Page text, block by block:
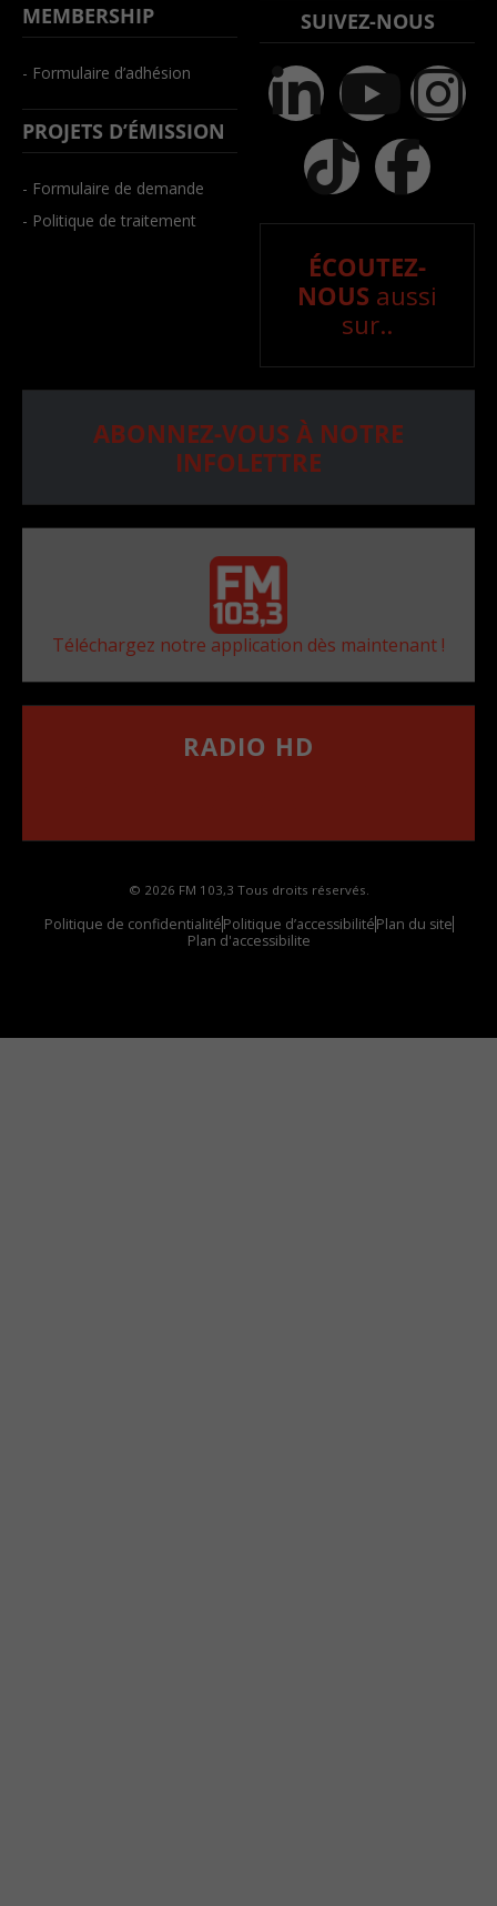
MEMBERSHIP
- Formulaire d’adhésion
PROJETS D’ÉMISSION
- Formulaire de demande
- Politique de traitement
SUIVEZ-NOUS
ÉCOUTEZ-
NOUS aussi
sur..
ABONNEZ-VOUS À NOTRE
INFOLETTRE
Téléchargez notre application dès maintenant !
RADIO HD
© 2026 FM 103,3 Tous droits réservés.
Politique de confidentialitéPolitique d’accessibilitéPlan du site
Plan d'accessibilite